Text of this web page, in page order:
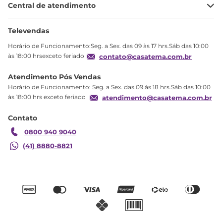
Meus pedidos
Troca
Garantia
Central de atendimento
Ajuda
Televendas
Horário de Funcionamento:Seg. a Sex. das 09 às 17 hrs.Sáb das 10:00
às 18:00 hrsexceto feriado
contato@casatema.com.br
Atendimento Pós Vendas
Horário de Funcionamento: Seg. a Sex. das 09 às 18 hrs.Sáb das 10:00
às 18:00 hrs exceto feriado
atendimento@casatema.com.br
Contato
0800 940 9040
(41) 8880-8821